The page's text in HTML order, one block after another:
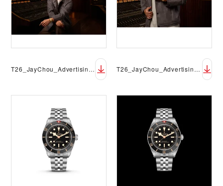
T26_JayChou_Advertising_M2639W1A0U-0001_Studio T26_JayChou_Advertising_M2639W1A0U-0001_Studio_Closeup